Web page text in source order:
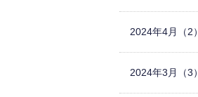
2024年4月（2）
2024年3月（3）